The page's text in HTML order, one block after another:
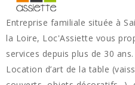
Entreprise familiale située à
la Loire, Loc'Assiette vous
services depuis plus de 30 ans.
Location d’art de la table